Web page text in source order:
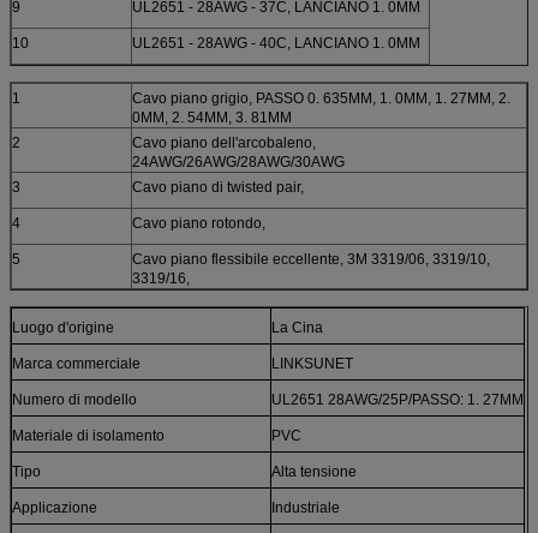
9 UL2651 - 28AWG - 37C, LANCIANO 1. 0MM
10 UL2651 - 28AWG - 40C, LANCIANO 1. 0MM
1
Cavo piano grigio, PASSO 0. 635MM, 1. 0MM, 1. 27MM, 2.
0MM, 2. 54MM, 3. 81MM
2
Cavo piano dell'arcobaleno,
24AWG/26AWG/28AWG/30AWG
3
Cavo piano di twisted pair,
4 Cavo piano rotondo,
5
Cavo piano flessibile eccellente, 3M 3319/06, 3319/10,
3319/16,
Luogo d'origine La Cina
Marca commerciale LINKSUNET
Numero di modello UL2651 28AWG/25P/PASSO: 1. 27MM
Materiale di isolamento PVC
Tipo Alta tensione
Applicazione Industriale